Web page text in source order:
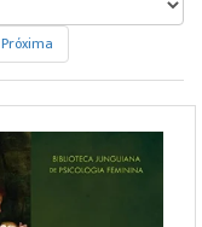
Próxima